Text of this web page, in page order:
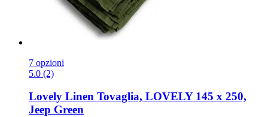
7 opzioni
5.0 (2)
Lovely Linen Tovaglia, LOVELY 145 x 250,
Jeep Green